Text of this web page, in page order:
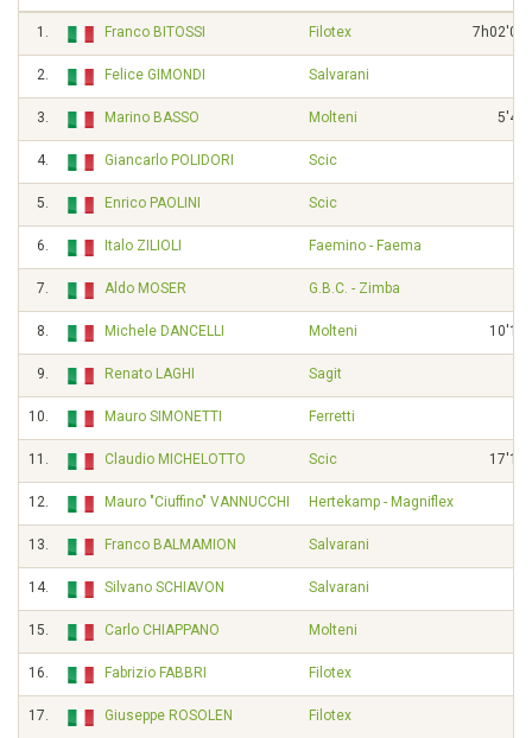
1. Franco BITOSSI Filotex 7h02'00"
2. Felice GIMONDI Salvarani
3. Marino BASSO Molteni 5'45"
4. Giancarlo POLIDORI Scic
5. Enrico PAOLINI Scic
6. Italo ZILIOLI Faemino - Faema
7. Aldo MOSER G.B.C. - Zimba
8. Michele DANCELLI Molteni 10'15"
9. Renato LAGHI Sagit
10. Mauro SIMONETTI Ferretti
11. Claudio MICHELOTTO Scic 17'15"
12. Mauro "Ciuffino" VANNUCCHI Hertekamp - Magniflex
13. Franco BALMAMION Salvarani
14. Silvano SCHIAVON Salvarani
15. Carlo CHIAPPANO Molteni
16. Fabrizio FABBRI Filotex
17. Giuseppe ROSOLEN Filotex